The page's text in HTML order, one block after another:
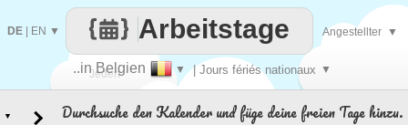
Jeden
..in Belgien ▼ | Jours fériés nationaux ▼
Arbeitstage
DE EN ▼ Angestellter ▼
▼ Durchsuche den Kalender und füge deine freien Tage hinzu.